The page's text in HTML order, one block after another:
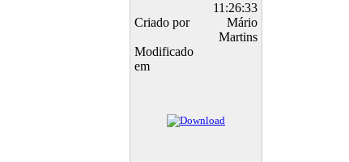
11:26:33
Criado por
Mário
Martins
Modificado
em